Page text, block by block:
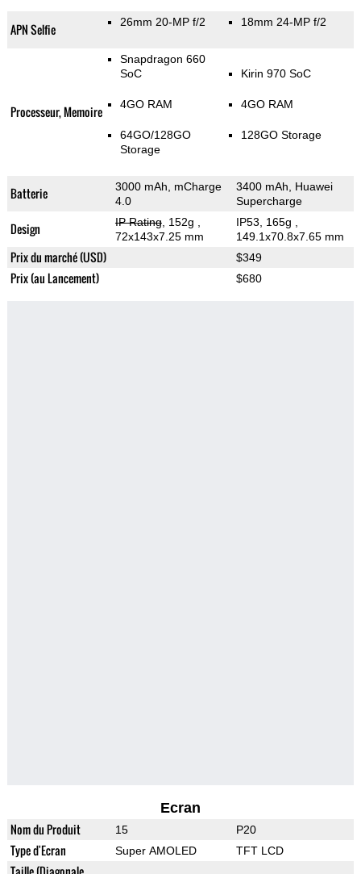
APN Selfie 26mm 20-MP f/2 18mm 24-MP f/2
Processeur, Memoire
Snapdragon 660
SoC
4GO RAM
64GO/128GO
Storage
Kirin 970 SoC
4GO RAM
128GO Storage
Batterie
3000 mAh, mCharge
4.0
3400 mAh, Huawei
Supercharge
Design IP Rating, 152g
72x143x7.25 mm
IP53, 165g
149.1x70.8x7.65 mm
Prix du marché (USD) $349
Prix (au Lancement) $680
Ecran
Nom du Produit 15 P20
Type d'Ecran Super AMOLED TFT LCD